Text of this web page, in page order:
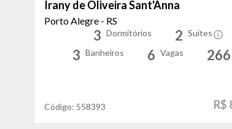
Irany de Oliveira Sant'Anna
Porto Alegre - RS
3 Dormitórios 2 Suítes
3 Banheiros 6 Vagas 266
Código: 558393 R$